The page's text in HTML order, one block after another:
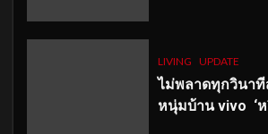
LIVING UPDATE
ไม่พลาดทุกวินา
หนุ่มบ้าน vivo ‘